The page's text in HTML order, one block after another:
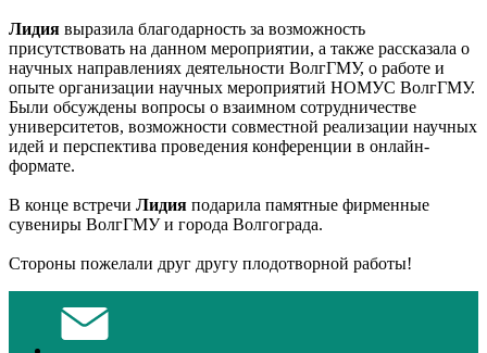
Лидия выразила благодарность за возможность
присутствовать на данном мероприятии, а также рассказала о
научных направлениях деятельности ВолгГМУ, о работе и
опыте организации научных мероприятий НОМУС ВолгГМУ.
Были обсуждены вопросы о взаимном сотрудничестве
университетов, возможности совместной реализации научных
идей и перспектива проведения конференции в онлайн-
формате.
В конце встречи Лидия подарила памятные фирменные
сувениры ВолгГМУ и города Волгограда.
Стороны пожелали друг другу плодотворной работы!